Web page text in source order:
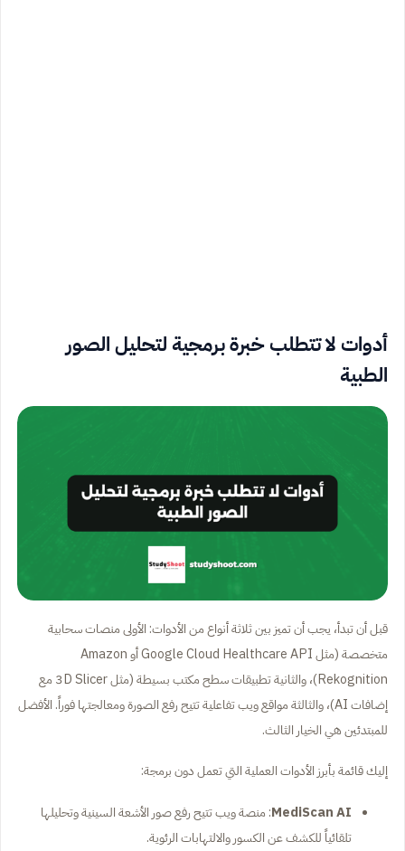
أدوات لا تتطلب خبرة برمجية لتحليل الصور
الطبية
قبل أن تبدأ، يجب أن تميز بين ثلاثة أنواع من الأدوات: الأولى منصات سحابية
متخصصة (مثل Google Cloud Healthcare API أو Amazon
Rekognition)، والثانية تطبيقات سطح مكتب بسيطة (مثل 3D Slicer مع
إضافات AI)، والثالثة مواقع ويب تفاعلية تتيح رفع الصورة ومعالجتها فوراً. الأفضل
للمبتدئين هي الخيار الثالث.
إليك قائمة بأبرز الأدوات العملية التي تعمل دون برمجة:
MediScan AI: منصة ويب تتيح رفع صور الأشعة السينية وتحليلها
تلقائياً للكشف عن الكسور والالتهابات الرئوية.